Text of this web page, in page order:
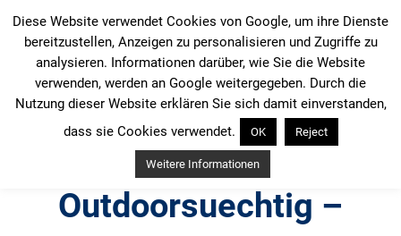
Inhalt
springen
Outdoorsuechtig –
Diese Website verwendet Cookies von Google, um ihre Dienste
bereitzustellen, Anzeigen zu personalisieren und Zugriffe zu
analysieren. Informationen darüber, wie Sie die Website
verwenden, werden an Google weitergegeben. Durch die
Nutzung dieser Website erklären Sie sich damit einverstanden,
dass sie Cookies verwendet.
OK Reject
Weitere Informationen